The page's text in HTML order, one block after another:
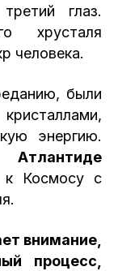
глаз.
хрусталя
человека.
были
энергию.
Атлантиде
к Космосу с
внимание,
процесс,